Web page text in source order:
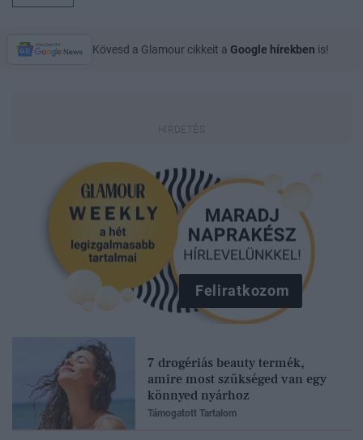
Kövesd a Glamour cikkeit a Google hírekben is!
Feliratkozom
7 drogériás beauty termék,
amire most szükséged van egy
könnyed nyárhoz
Támogatott Tartalom